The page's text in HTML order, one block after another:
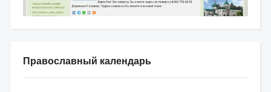
Православный календарь